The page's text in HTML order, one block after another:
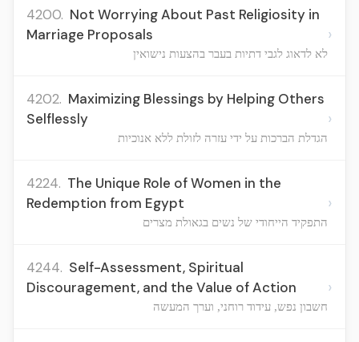
4200. Not Worrying About Past Religiosity in
Marriage Proposals
לא לדאוג לגבי דתיות בעבר בהצעות נישואין
›
4202. Maximizing Blessings by Helping Others
Selflessly
הגדלת הברכות על ידי עזרה לזולת ללא אנוכיות
›
4224. The Unique Role of Women in the
Redemption from Egypt
התפקיד הייחודי של נשים בגאולת מצרים
›
4244. Self-Assessment, Spiritual
Discouragement, and the Value of Action
חשבון נפש, עידוד רוחני, וערך המעשה
›